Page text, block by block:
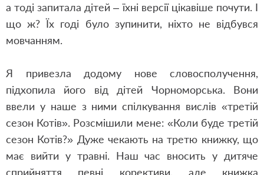
а тоді запитала дітей – їхні версії цікавіше почути. І
що ж? Їх годі було зупинити, ніхто не відбувся
мовчанням.
Я привезла додому нове словосполучення,
підхопила його від дітей Чорноморська. Вони
ввели у наше з ними спілкування вислів «третій
сезон Котів». Розсмішили мене: «Коли буде третій
сезон Котів?» Дуже чекають на третю книжку, що
має вийти у травні. Наш час вносить у дитяче
сприйняття певні корективи, але книжка